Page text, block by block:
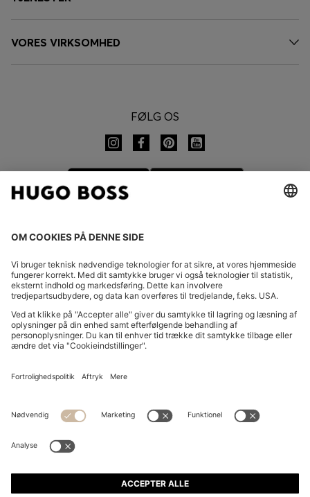
VORES VIRKSOMHED
FØLG OS
Indgive fortrydelseOfte stillede spørgsmål Forlag
Databeskyttelseserklæring
Databeskyttelseserklæring for HUGO BOSS EXPERIENCE